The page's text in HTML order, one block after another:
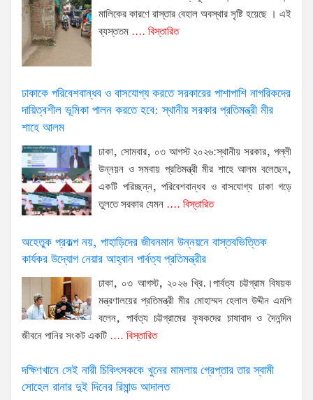
মালিকের কারণে রাস্তার বেহাল অবস্থার সৃষ্টি হয়েছে । এই
ব্যস্ততম .... বিস্তারিত
ঢাকাকে পরিবেশবান্ধব ও বাসযোগ্য করতে সরকারের পাশাপাশি নাগরিকদের
দায়িত্বশীল ভূমিকা পালন করতে হবে: স্থানীয় সরকার প্রতিমন্ত্রী মীর
শাহে আলম
ঢাকা, সোমবার, ০৩ আগস্ট ২০২৬:স্থানীয় সরকার, পল্লী
উন্নয়ন ও সমবায় প্রতিমন্ত্রী মীর শাহে আলম বলেছেন,
একটি পরিচ্ছন্ন, পরিবেশবান্ধব ও বাসযোগ্য ঢাকা গড়ে
তুলতে সরকার যেমন .... বিস্তারিত
অহেতুক প্রকল্প নয়, পাহাড়িদের জীবনমান উন্নয়নে বাস্তবভিত্তিক
কার্যকর উদ্যোগ নেয়ার আহ্বান পার্বত্য প্রতিমন্ত্রীর
ঢাকা, ০৩ আগস্ট, ২০২৬ খ্রি.।পার্বত্য চট্টগ্রাম বিষয়ক
মন্ত্রণালয়ের প্রতিমন্ত্রী মীর মোহাম্মদ হেলাল উদ্দীন এমপি
বলেন, পার্বত্য চট্টগ্রামের কৃষকদের চাষাবাদ ও দৈনন্দিন
জীবনে পানির সংকট একটি .... বিস্তারিত
দক্ষিণখানে সেই নারী চিকিৎসককে খুনের মামলায় গ্রেপ্তার তার স্বামী
সোহেল রানার দুই দিনের রিমান্ড আদালত